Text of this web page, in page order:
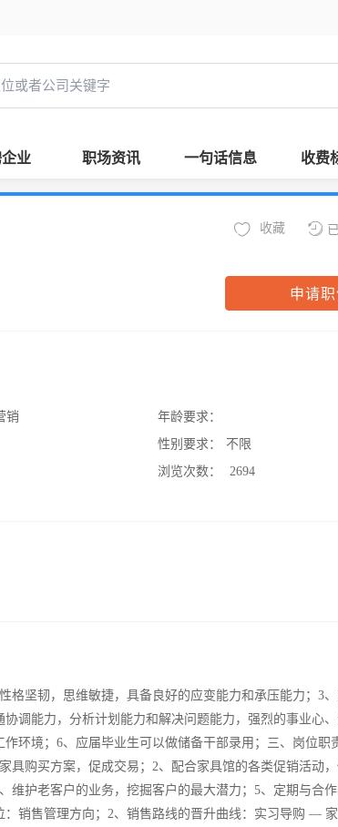
业 职场资讯 一句话信息 收费
收藏
申请职
销
年龄要求：
性别要求：
不限
浏览次数：
2694
格坚韧，思维敏捷，具备良好的应变能力和承压能力；3
调能力，分析计划能力和解决问题能力，强烈的事业心
环境；6、应届毕业生可以做储备干部录用；三、岗位职
具购买方案，促成交易；2、配合家具馆的各类促销活动
维护老客户的业务，挖掘客户的最大潜力；5、定期与合
：销售管理方向；2、销售路线的晋升曲线：实习导购 —